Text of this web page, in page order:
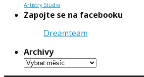
Artistry Studio
Zapojte se na facebooku
Dreamteam
Archivy
Archivy